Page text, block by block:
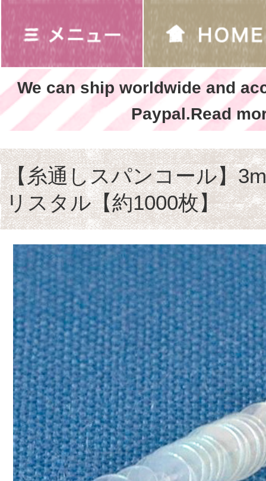
We can ship worldwide and
Paypal.Read
【糸通しスパンコール】
リスタル【約1000枚】